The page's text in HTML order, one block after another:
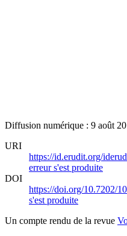
Diffusion numérique : 9 août
URI
https://id.erudit.org/
erreur s'est produite
DOI
https://doi.org/10.7202/
s'est produite
Un compte rendu de la revue